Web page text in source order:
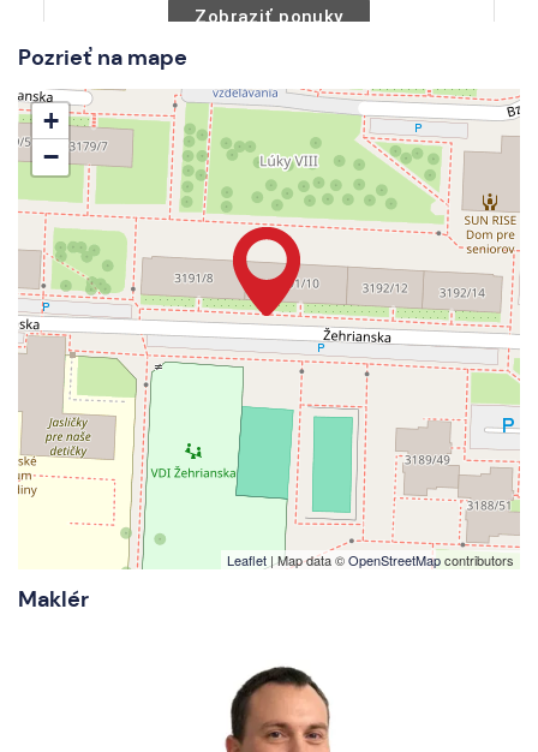
Pozrieť na mape
+
−
Leaflet | Map data ©OpenStreetMapcontributors
Maklér